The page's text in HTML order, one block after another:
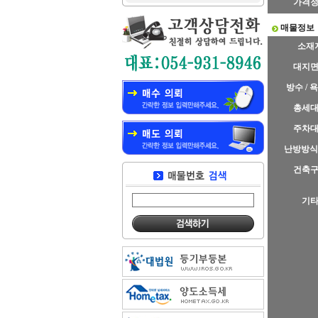
가격
매물정보
소재
대지
방수 /
총세
주차
난방방
건축
기타